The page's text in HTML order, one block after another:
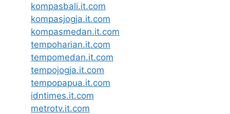
kompasbali.it.com
kompasjogja.it.com
kompasmedan.it.com
tempoharian.it.com
tempomedan.it.com
tempojogja.it.com
tempopapua.it.com
idntimes.it.com
metrotv.it.com